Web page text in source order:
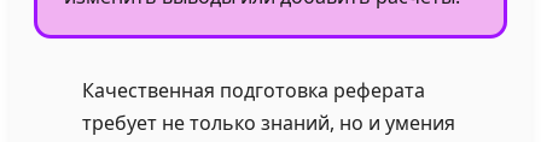
Качественная подготовка реферата
требует не только знаний, но и умения